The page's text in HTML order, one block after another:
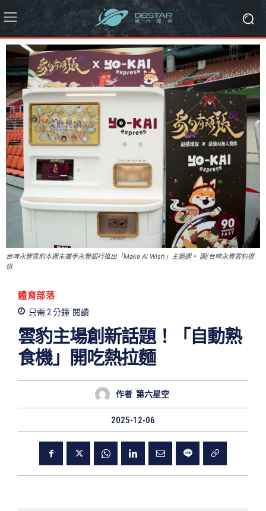
台啤永豐雲豹本週末攜手永豐銀行推出「Make Ai Wish」主題週。 圖/台啤永豐雲豹提
供
體育部落
只需 2 分鐘 閱讀
雲豹主場創新話題！「自動熟
食機」開吃熱拉麵
作者 第六星空
2025-12-06